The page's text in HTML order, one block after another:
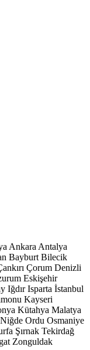
Ankara Antalya
Bayburt Bilecik
Çorum Denizli
Eskişehir
Iğdır Isparta İstanbul
Kayseri
Kütahya Malatya
Niğde Ordu Osmaniye
Şırnak Tekirdağ
Zonguldak